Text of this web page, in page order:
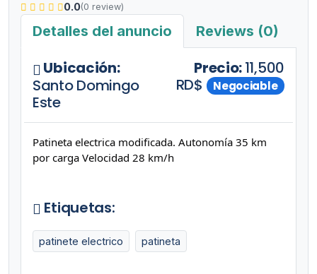
0.0(0 review)
Detalles del anuncio Reviews (0)
Ubicación:
Santo Domingo
Este
Precio:11,500
RD$
Negociable
Patineta electrica modificada. Autonomía 35 km
por carga Velocidad 28 km/h
Etiquetas:
patinete electrico patineta